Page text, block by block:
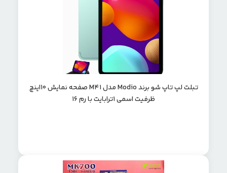
تبلت لپ تاپ شو برند Modio مدل M41 صفحه نمایش 10اینچ
ظرفیت اسمی 1ترابایت با رم 16